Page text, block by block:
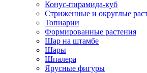
Конус-пирамида-куб
Стриженные и округлые
Топиарии
Формированные растения
Шар на штамбе
Шары
Шпалера
Ярусные фигуры